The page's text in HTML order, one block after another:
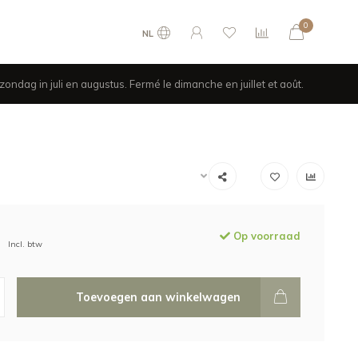
NL
0
in juli en augustus. Fermé le dimanche en juillet et août.
Incl. btw
Op voorraad
Toevoegen aan winkelwagen